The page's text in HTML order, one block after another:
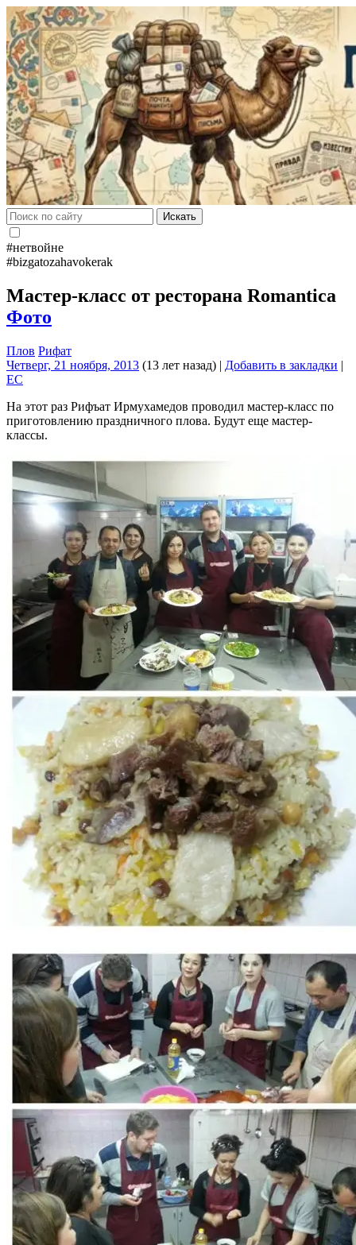
Искать
#нетвойне
#bizgatozahavokerak
Мастер-класс от ресторана Romantica
Фото
Плов Рифат
Четверг, 21 ноября, 2013 (13 лет назад) | Добавить в закладки |
EC
На этот раз Рифъат Ирмухамедов проводил мастер-класс по
приготовлению праздничного плова. Будут еще мастер-
классы.